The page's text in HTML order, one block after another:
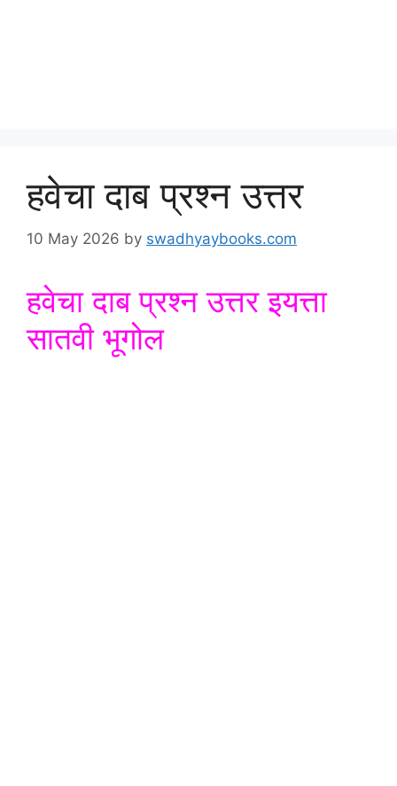
हवेचा दाब प्रश्न उत्तर
10 May 2026 by swadhyaybooks.com
हवेचा दाब प्रश्न उत्तर इयत्ता
सातवी भूगोल